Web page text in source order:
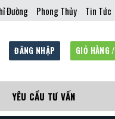
Đường Phong Thủy Tin Tức
ĐĂNG NHẬP GIỎ HÀNG /
YÊU CẦU TƯ VẤN